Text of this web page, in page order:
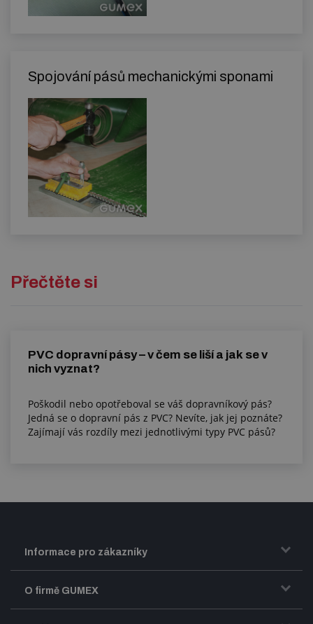
Spojování pásů mechanickými sponami
Přečtěte si
PVC dopravní pásy – v čem se liší a jak se v
nich vyznat?
Poškodil nebo opotřeboval se váš dopravníkový pás?
Jedná se o dopravní pás z PVC? Nevíte, jak jej poznáte?
Zajímají vás rozdíly mezi jednotlivými typy PVC pásů?
Informace pro zákazníky
Doprava a zasílání zboží
O firmě GUMEX